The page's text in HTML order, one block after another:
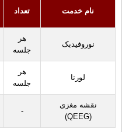
نام خدمت تعداد
نوروفیدبک
هر
جلسه
لورتا
هر
جلسه
نقشه مغزی
(QEEG)
-